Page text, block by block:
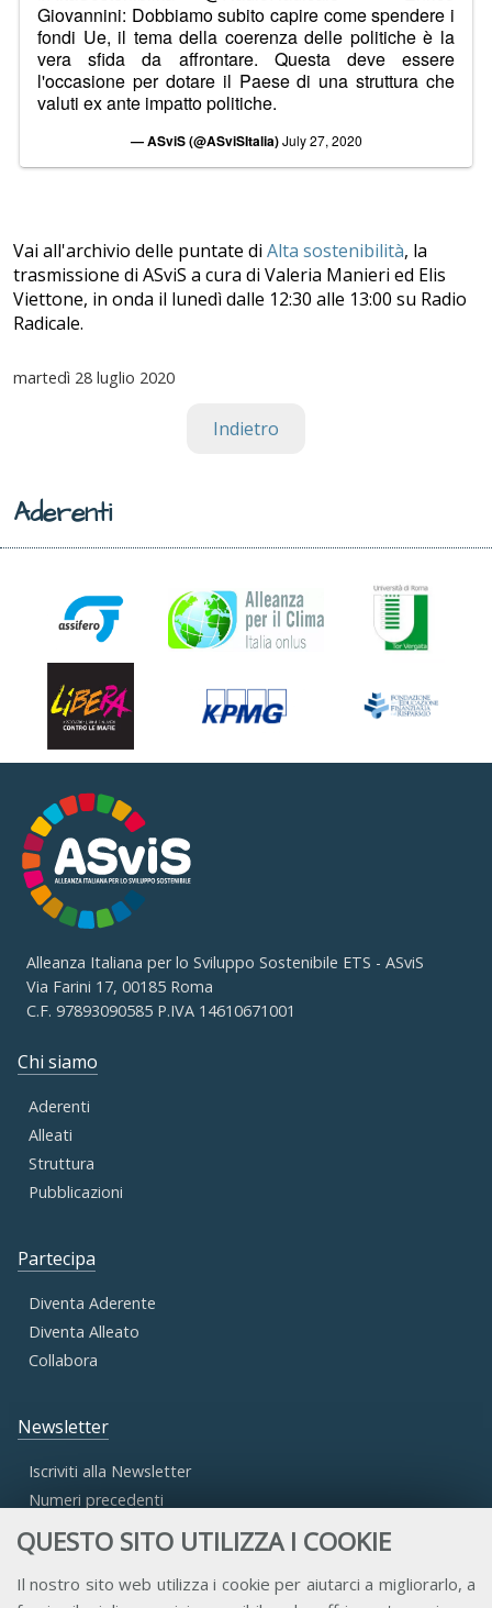
QUESTO SITO UTILIZZA I COOKIE
Il nostro sito web utilizza i cookie per aiutarci a migliorarlo, a
Giovannini: Dobbiamo subito capire come spendere i
fondi Ue, il tema della coerenza delle politiche è la
vera sfida da affrontare. Questa deve essere
l'occasione per dotare il Paese di una struttura che
valuti ex ante impatto politiche.
— ASviS (@ASviSItalia)July 27, 2020
Vai all'archivio delle puntate di Alta sostenibilità, la
trasmissione di ASviS a cura di Valeria Manieri ed Elis
Viettone, in onda il lunedì dalle 12:30 alle 13:00 su Radio
Radicale.
martedì 28 luglio 2020
Indietro
Aderenti
Alleanza Italiana per lo Sviluppo Sostenibile ETS - ASviS
Via Farini 17, 00185 Roma
C.F. 97893090585 P.IVA 14610671001
Chi siamo
Aderenti
Alleati
Struttura
Pubblicazioni
Partecipa
Diventa Aderente
Diventa Alleato
Collabora
Newsletter
Iscriviti alla Newsletter
Numeri precedenti